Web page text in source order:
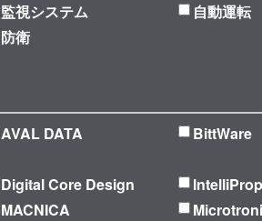
監視システム 自動運転
防衛
AVAL DATA BittWare
Digital Core Design IntelliProp
MACNICA